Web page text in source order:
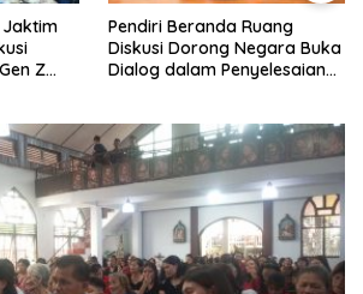
Buka
Membaca Pancasilanomics
melalui warisan Sumitro dan
urgensi UU Perekonomian